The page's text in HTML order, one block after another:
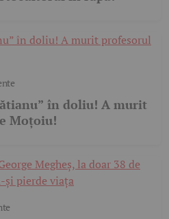
în doliu! A murit
Moțoiu!